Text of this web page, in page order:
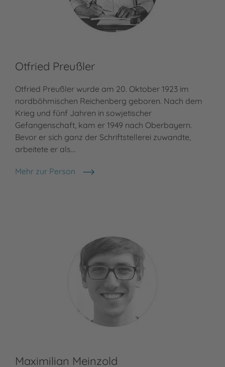
Otfried Preußler
Otfried Preußler wurde am 20. Oktober 1923 im
nordböhmischen Reichenberg geboren. Nach dem
Krieg und fünf Jahren in sowjetischer
Gefangenschaft, kam er 1949 nach Oberbayern.
Bevor er sich ganz der Schriftstellerei zuwandte,
arbeitete er als…
Mehr zur Person
Otfried Preußler
Maximilian Meinzold